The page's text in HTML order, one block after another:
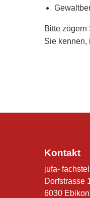
Bitte
Sie kennen,
Kontakt
jufa-
Dorfstrasse
6030 Ebikon